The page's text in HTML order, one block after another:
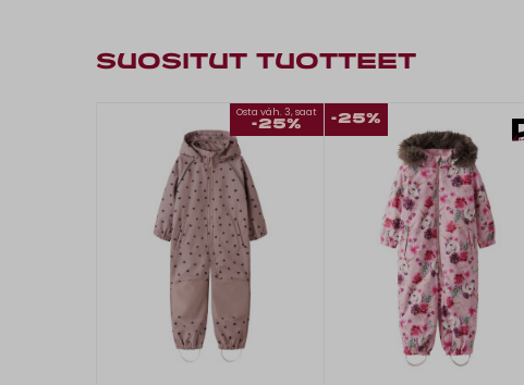
SUOSITUT TUOTTEET
Osta väh. 3, saat
-25% -25%